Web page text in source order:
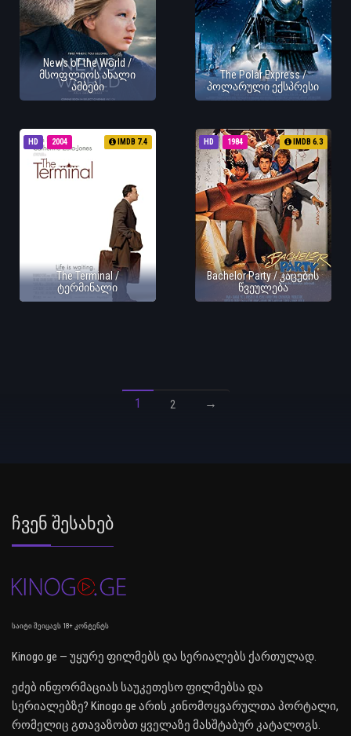
News of the World /
მსოფლიოს ახალი
ამბები
The Polar Express /
პოლარული ექსპრესი
HD 2004 IMDB 7.4
The Terminal /
ტერმინალი
HD 1984 IMDB 6.3
Bachelor Party / კაცების
წვეულება
1 2 →
Ჩვენ Შესახებ
საიტი შეიცავს 18+ კონტენტს
Kinogo.ge — უყურე ფილმებს და სერიალებს ქართულად.
ეძებ ინფორმაციას საუკეთესო ფილმებსა და
სერიალებზე? Kinogo.ge არის კინომოყვარულთა პორტალი,
რომელიც გთავაზობთ ყველაზე მასშტაბურ კატალოგს.